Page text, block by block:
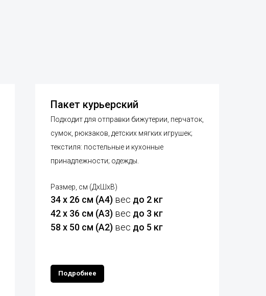
Пакет курьерский
Подходит для отправки бижутерии, перчаток,
сумок, рюкзаков, детских мягких игрушек;
текстиля: постельные и кухонные
принадлежности; одежды.
Размер, см (ДхШхВ)
34 х 26 см (А4) вес до 2 кг
42 х 36 см (А3) вес до 3 кг
58 х 50 см (А2) вес до 5 кг
Подробнее